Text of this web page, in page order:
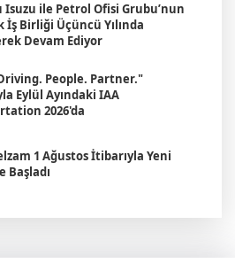
Isuzu ile Petrol Ofisi Grubu’nun
Birliği Üçüncü Yılında
Devam Ediyor
People. Partner."
Eylül Ayındaki IAA
2026'da
1 Ağustos İtibarıyla Yeni
Başladı